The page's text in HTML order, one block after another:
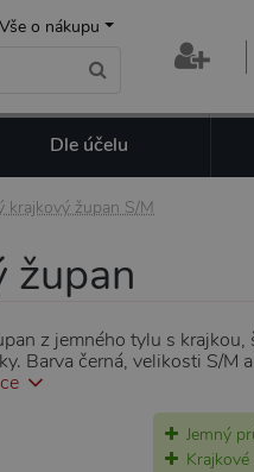
Vše o nákupu
Dle účelu
krajkový župan S/M
župan
z jemného tylu s
Barva černá, velikosti S/M
Jemný